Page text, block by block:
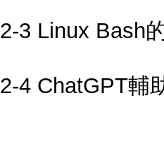
2-3 Linux Bash
2-4 ChatGPT輔